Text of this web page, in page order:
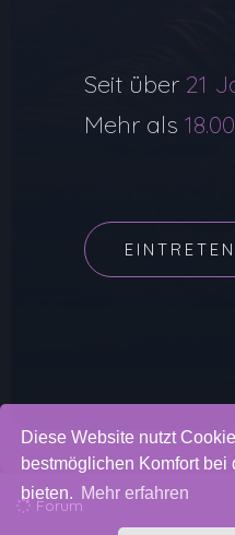
Diese Website nutzt
bestmöglichen Komfort bei
bieten. Mehr erfahren
Seit über 21
Mehr als
EINTRETEN
Forum